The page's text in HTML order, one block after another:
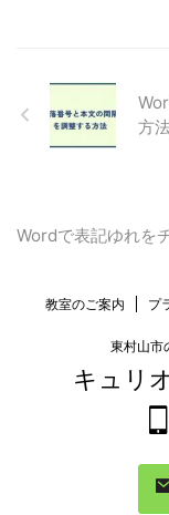
方
Wordで表記ゆれを
教室のご案内 プ
東村山市
キュリ